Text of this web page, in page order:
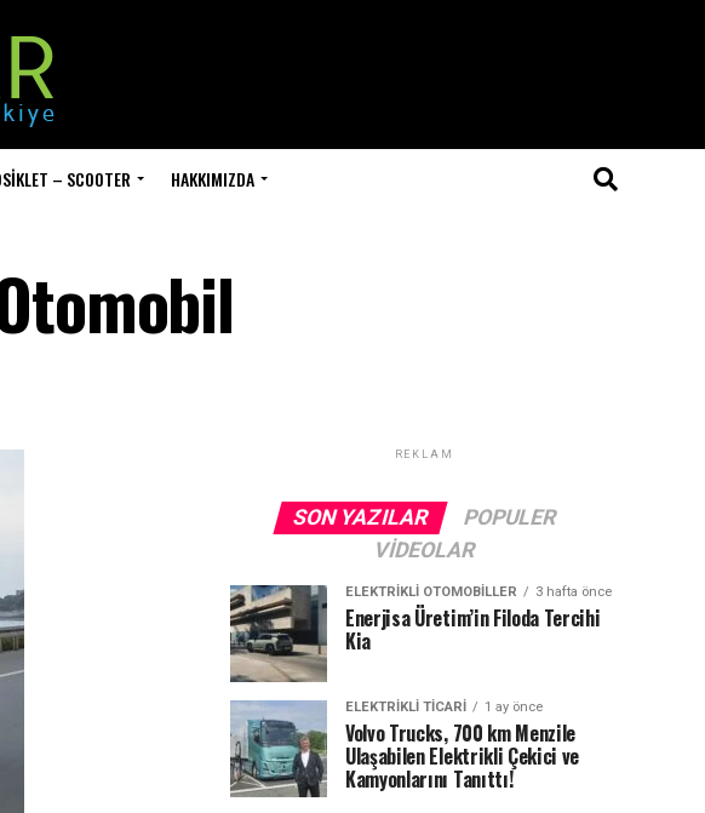
– SCOOTER HAKKIMIZDA
REKLAM
SON YAZILAR
POPULER
VIDEOLAR
ELEKTRIKLI OTOMOBILLER 3 hafta önce
Enerjisa Üretim’in Filoda Tercihi
Kia
ELEKTRIKLI TICARI 1 ay önce
Volvo Trucks, 700 km Menzile
Ulaşabilen Elektrikli Çekici ve
Kamyonlarını Tanıttı!